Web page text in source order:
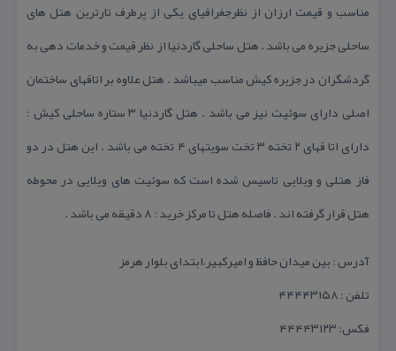
مناسب و قیمت ارزان از نظرجغرافیای یكی از پرطرف تارترین هتل های
ساحلی جزیره می باشد . هتل ساحلی گاردنیا از نظر قیمت و خدمات دهی به
گردشگران در جزیره كیش مناسب میباشد . هتل علاوه بر اتاقهای ساختمان
اصلی دارای سوئیت نیز می باشد . هتل گاردنیا ۳ ستاره ساحلی كیش :
دارای اتا قهای ۲ تخته ۳ تخت سویتهای ۴ تخته می باشد . این هتل در دو
فاز هتلی و ویلایی تاسیس شده است كه سوئیت های ویلایی در محوطه
هتل قرار گرفته اند . فاصله هتل تا مركز خرید : ۸ دقیقه می باشد .
آدرس : بین میدان حافظ و امیركبیر،ابتدای بلوار هرمز
تلفن : ۴۴۴۴۳۱۵۸
فكس: ۴۴۴۴۳۱۲۳